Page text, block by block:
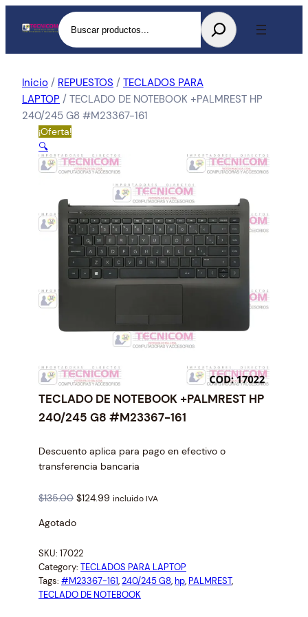
Buscar
Inicio / REPUESTOS / TECLADOS PARA
LAPTOP / TECLADO DE NOTEBOOK +PALMREST HP
240/245 G8 #M23367-161
¡Oferta!
🔍
TECLADO DE NOTEBOOK +PALMREST HP
240/245 G8 #M23367-161
Descuento aplica para pago en efectivo o
transferencia bancaria
$135.00 O
i
i
n
a
l
$124.99 C
n
t
p
incluido IVA
Agotado
SKU: 17022
Category: TECLADOS PARA LAPTOP
Tags: #M23367-161, 240/245 G8, hp, PALMREST
TECLADO DE NOTEBOOK